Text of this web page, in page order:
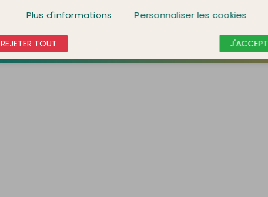
Plus d'informations Personnaliser les cookies
REJETER TOUT